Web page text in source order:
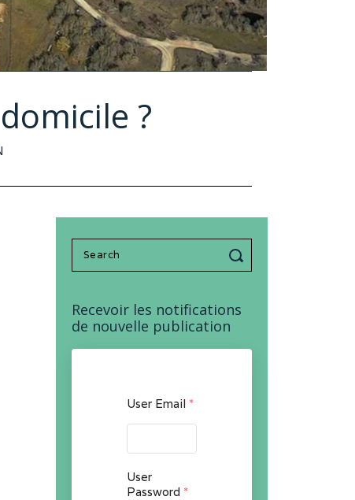
?
Search
for:
Recevoir les notifications
de nouvelle publication
User Email *
User
Password *